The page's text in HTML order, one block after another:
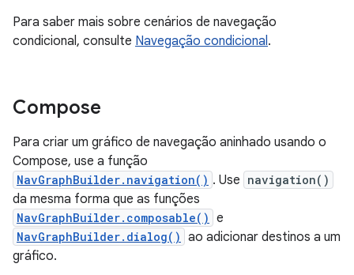
Para saber mais sobre cenários de navegação
condicional, consulte Navegação condicional .
Compose
Para criar um gráfico de navegação aninhado usando o
Compose, use a função
NavGraphBuilder.navigation() . Use navigation()
da mesma forma que as funções
NavGraphBuilder.composable() e
NavGraphBuilder.dialog() ao adicionar destinos a um
gráfico.